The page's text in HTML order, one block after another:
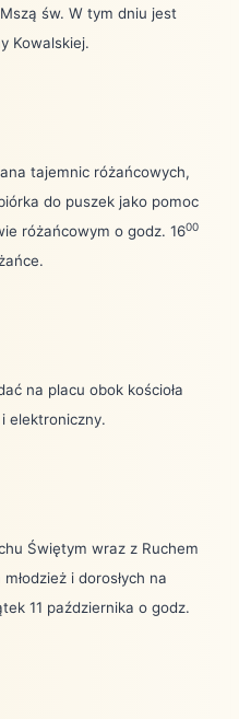
św. W tym dniu jest
Kowalskiej.
tajemnic różańcowych,
do puszek jako pomoc
różańcowym o godz. 1600
na placu obok kościoła
elektroniczny.
Świętym wraz z Ruchem
i dorosłych na
11 października o godz.